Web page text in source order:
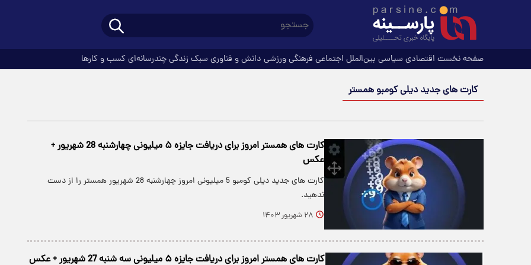
صفحه نخست اقتصادی سیاسی بین‌الملل اجتماعی فرهنگیورزشی دانش و فناوری سبک زندگیچندرسانه‌ای کسب و کارها
کارت های جدید دیلی کومبو همستر
کارت های همستر امروز برای دریافت جایزه ۵ میلیونی چهارشنبه 28 شهریور +
عکس
کارت های جدید دیلی کومبو 5 میلیونی امروز چهارشنبه 28 شهریور همستر را از دست
ندهید.
۲۸ شهریور ۱۴۰۳
کارت های همستر امروز برای دریافت جایزه ۵ میلیونی سه شنبه 27 شهریور + عکس